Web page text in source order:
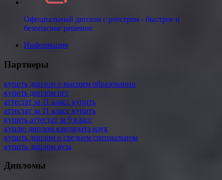
Официальный диплом с реестром - быстрое и
безопасное решение
Информация
Партнеры
купить диплом о высшем образовании
купить диплом пгс
аттестат за 11 класс купить
аттестат за 11 класс купить
купить аттестат за 9 класс
куплю диплом кандидата наук
купить диплом о среднем специальном
купить диплом вуза
Дипломы